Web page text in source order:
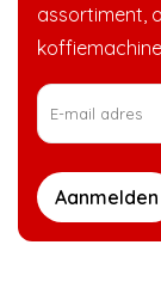
assortiment,
Aanmelden